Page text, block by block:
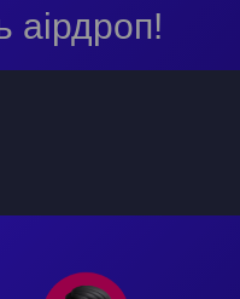
аірдроп!